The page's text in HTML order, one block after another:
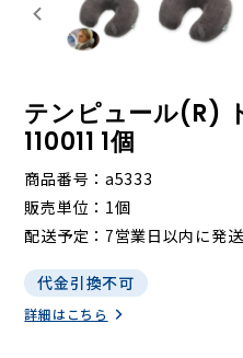
テンピュール(R)
110011 1個
商品番号
a5333
販売単位
1個
配送予定
7営業日以内に発
代金引換不可
詳細はこちら